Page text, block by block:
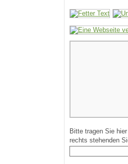
Bitte tragen Sie
rechts stehenden